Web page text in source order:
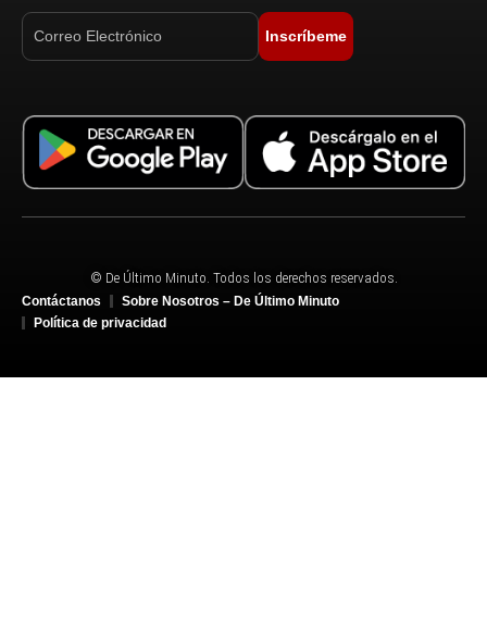
Inscríbeme
© De Último Minuto. Todos los derechos reservados.
Contáctanos
Sobre Nosotros – De Último Minuto
Política de privacidad